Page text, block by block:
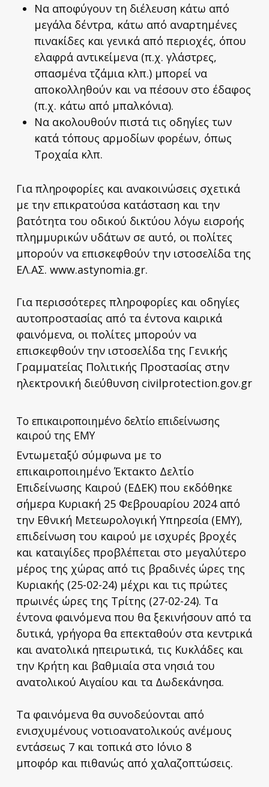
Να αποφύγουν τη διέλευση κάτω από
μεγάλα δέντρα, κάτω από αναρτημένες
πινακίδες και γενικά από περιοχές, όπου
ελαφρά αντικείμενα (π.χ. γλάστρες,
σπασμένα τζάμια κλπ.) μπορεί να
αποκολληθούν και να πέσουν στο έδαφος
(π.χ. κάτω από μπαλκόνια).
Να ακολουθούν πιστά τις οδηγίες των
κατά τόπους αρμοδίων φορέων, όπως
Τροχαία κλπ.
Για πληροφορίες και ανακοινώσεις σχετικά
με την επικρατούσα κατάσταση και την
βατότητα του οδικού δικτύου λόγω εισροής
πλημμυρικών υδάτων σε αυτό, οι πολίτες
μπορούν να επισκεφθούν την ιστοσελίδα της
ΕΛ.ΑΣ. www.astynomia.gr.
Για περισσότερες πληροφορίες και οδηγίες
αυτοπροστασίας από τα έντονα καιρικά
φαινόμενα, οι πολίτες μπορούν να
επισκεφθούν την ιστοσελίδα της Γενικής
Γραμματείας Πολιτικής Προστασίας στην
ηλεκτρονική διεύθυνση civilprotection.gov.gr
Το επικαιροποιημένο δελτίο επιδείνωσης
καιρού της ΕΜΥ
Εντωμεταξύ σύμφωνα με το
επικαιροποιημένο Έκτακτο Δελτίο
Επιδείνωσης Καιρού (ΕΔΕΚ) που εκδόθηκε
σήμερα Κυριακή 25 Φεβρουαρίου 2024 από
την Εθνική Μετεωρολογική Υπηρεσία (ΕΜΥ),
επιδείνωση του καιρού με ισχυρές βροχές
και καταιγίδες προβλέπεται στο μεγαλύτερο
μέρος της χώρας από τις βραδινές ώρες της
Κυριακής (25-02-24) μέχρι και τις πρώτες
πρωινές ώρες της Τρίτης (27-02-24). Τα
έντονα φαινόμενα που θα ξεκινήσουν από τα
δυτικά, γρήγορα θα επεκταθούν στα κεντρικά
και ανατολικά ηπειρωτικά, τις Κυκλάδες και
την Κρήτη και βαθμιαία στα νησιά του
ανατολικού Αιγαίου και τα Δωδεκάνησα.
Τα φαινόμενα θα συνοδεύονται από
ενισχυμένους νοτιοανατολικούς ανέμους
εντάσεως 7 και τοπικά στο Ιόνιο 8
μποφόρ και πιθανώς από χαλαζοπτώσεις.